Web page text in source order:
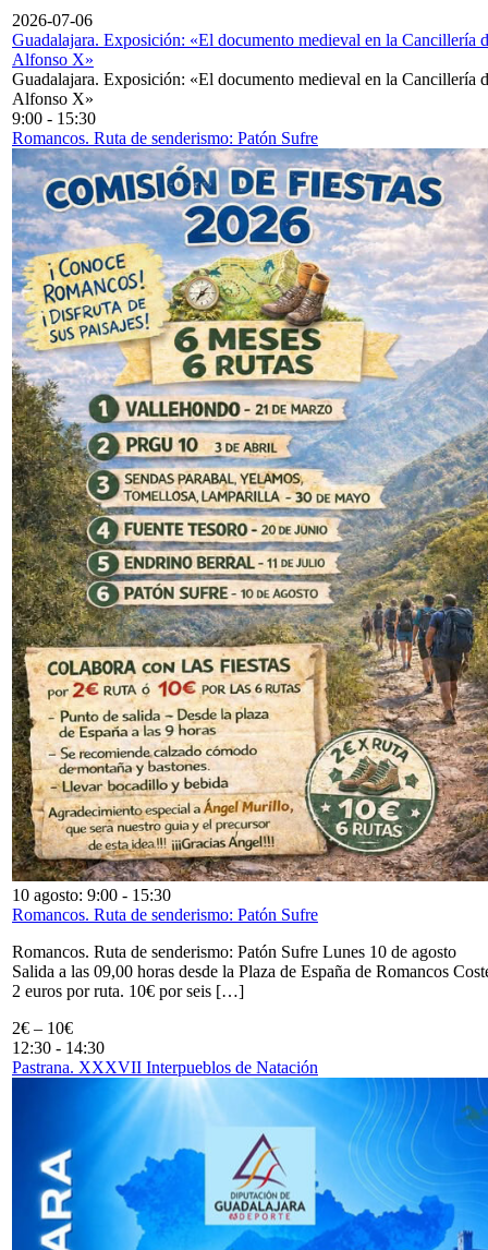
2026-07-06
Guadalajara. Exposición: «El documento medieval en la Cancillería
Alfonso X»
Guadalajara. Exposición: «El documento medieval en la Cancillería
Alfonso X»
9:00 - 15:30
Romancos. Ruta de senderismo: Patón Sufre
10 agosto: 9:00 - 15:30
Romancos. Ruta de senderismo: Patón Sufre
Romancos. Ruta de senderismo: Patón Sufre Lunes 10 de agosto
Salida a las 09,00 horas desde la Plaza de España de Romancos
2 euros por ruta. 10€ por seis […]
2€ – 10€
12:30 - 14:30
Pastrana. XXXVII Interpueblos de Natación